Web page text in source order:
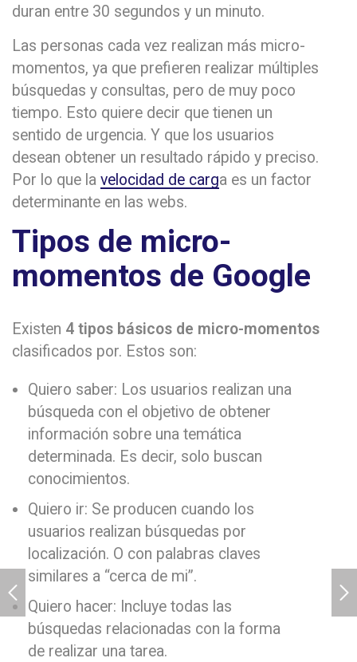
duran entre 30 segundos y un minuto.
Las personas cada vez realizan más micro-
momentos, ya que prefieren realizar múltiples
búsquedas y consultas, pero de muy poco
tiempo. Esto quiere decir que tienen un
sentido de urgencia. Y que los usuarios
desean obtener un resultado rápido y preciso.
Por lo que la velocidad de carga es un factor
determinante en las webs.
Tipos de micro-
momentos de Google
Existen 4 tipos básicos de micro-momentos
clasificados por. Estos son:
Quiero saber: Los usuarios realizan una
búsqueda con el objetivo de obtener
información sobre una temática
determinada. Es decir, solo buscan
conocimientos.
Quiero ir: Se producen cuando los
usuarios realizan búsquedas por
localización. O con palabras claves
similares a “cerca de mi”.
Quiero hacer: Incluye todas las
búsquedas relacionadas con la forma
de realizar una tarea.